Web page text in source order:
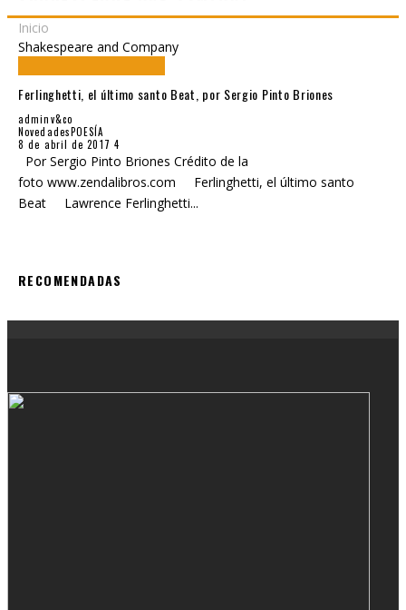
Inicio
Shakespeare and Company
Ferlinghetti, el último santo Beat, por Sergio Pinto Briones
adminv&co
NovedadesPOESÍA
8 de abril de 2017 4
Por Sergio Pinto Briones Crédito de la
foto www.zendalibros.com Ferlinghetti, el último santo
Beat Lawrence Ferlinghetti...
RECOMENDADAS